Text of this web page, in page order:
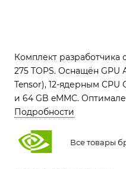
Комплект разработчика
275 TOPS. Оснащён GPU
Tensor), 12-ядерным CPU
и 64 GB eMMC.
автономных систем,
Подробности
Все товары